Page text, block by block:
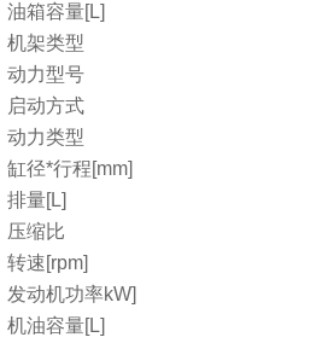
油箱容量[L]
机架类型
动力型号
启动方式
动力类型
缸径*行程[mm]
排量[L]
压缩比
转速[rpm]
发动机功率kW]
机油容量[L]